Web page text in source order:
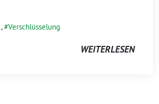
, Verschlüsselung
WEITERLESEN